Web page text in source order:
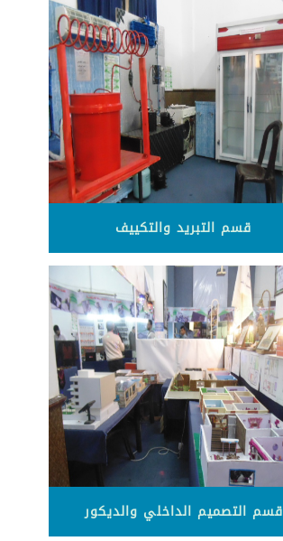
قسم التبريد والتكييف
قسم التصميم الداخلي والديكور